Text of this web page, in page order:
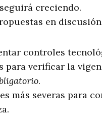
creciendo.
en
controles
para verificar la
.
más severas para